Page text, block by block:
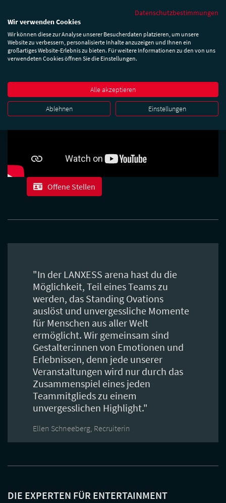
Offene Stellen
"In der LANXESS arena hast du die
Möglichkeit, Teil eines Teams zu
werden, das Standing Ovations
auslöst und unvergessliche Momente
für Menschen aus aller Welt
ermöglicht. Wir gemeinsam sind
Gestalter:innen von Emotionen und
Erlebnissen, denn jede unserer
Veranstaltungen wird nur durch das
Zusammenspiel eines jeden
Teammitglieds zu einem
unvergesslichen Highlight."
Ellen Schneeberg, Recruiterin
DIE EXPERTEN FÜR ENTERTAINMENT
Datenschutzbestimmungen
Wir verwenden Cookies
Wir können diese zur Analyse unserer Besucherdaten platzieren, um unsere
Website zu verbessern, personalisierte Inhalte anzuzeigen und Ihnen ein
großartiges Website-Erlebnis zu bieten. Für weitere Informationen zu den von uns
verwendeten Cookies öffnen Sie die Einstellungen.
Alle akzeptieren
Ablehnen Einstellungen